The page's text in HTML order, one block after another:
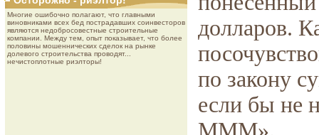
Многие ошибочно полагают, что главными
виновниками всех бед пострадавших соинвесторов
являются недобросовестные строительные
компании. Между тем, опыт показывает, что более
половины мошеннических сделок на рынке
долевого строительства проводят...
нечистоплотные риэлторы!
долларов.
по закону
если бы не